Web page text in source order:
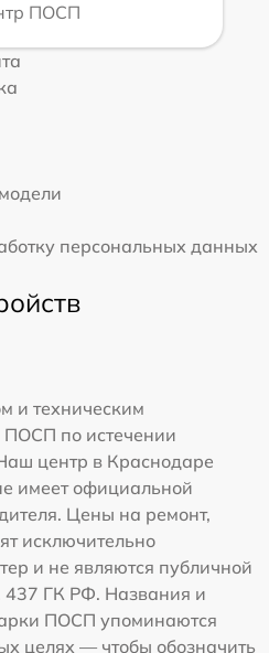
ПОСП
персональных данных
и техническим
по истечении
центр в Краснодаре
имеет официальной
Цены на ремонт,
исключительно
и не являются публичной
437 ГК РФ. Названия и
ПОСП упоминаются
целях — чтобы обозначить